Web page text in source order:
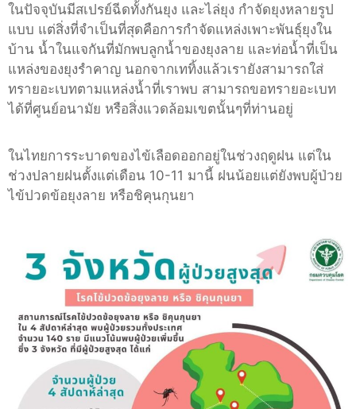
ในปัจจุบันมีสเปรย์ฉีดทั้งกันยุง และไล่ยุง กำจัดยุงหลายรูป
แบบ แต่สิ่งที่จำเป็นที่สุดคือการกำจัดแหล่งเพาะพันธ์ุยุงใน
บ้าน น้ำในแจกันที่มักพบลูกน้ำของยุงลาย และท่อน้ำที่เป็น
แหล่งของยุงรำคาญ นอกจากเททิ้งแล้วเรายังสามารถใส่
ทรายอะเบทตามแหล่งน้ำที่เราพบ สามารถขอทรายอะเบท
ได้ที่ศูนย์อนามัย หรือสิ่งแวดล้อมเขตนั้นๆที่ท่านอยู่
ในไทยการระบาดของไข้เลือดออกอยู่ในช่วงฤดูฝน แต่ใน
ช่วงปลายฝนตั้งแต่เดือน 10-11 มานี้ ฝนน้อยแต่ยังพบผู้ป่วย
ไข้ปวดข้อยุงลาย หรือชิคุนกุนยา